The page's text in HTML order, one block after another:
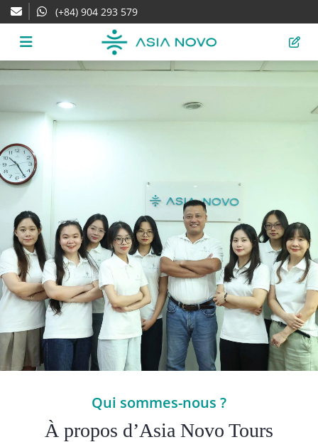
(+84) 904 293 579
Qui sommes-nous ?
À propos d’Asia Novo Tours